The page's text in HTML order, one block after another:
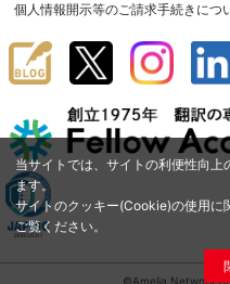
当サイトでは、サイトの利便性向
ます。
サイトのクッキー(Cookie)の使用に
ご覧ください。
個人情報開示等のご請求手続きにつ
©Amelia Network